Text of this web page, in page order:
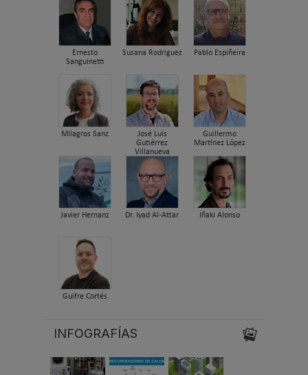
Ernesto
Sanguinetti
Susana Rodriguez Pablo Espiñeira
Milagros Sanz
José Luis
Gutiérrez
Villanueva
Guillermo
Martínez López
Javier Hernanz Dr. Iyad Al-Attar Iñaki Alonso
Guifre Cortés
INFOGRAFÍAS